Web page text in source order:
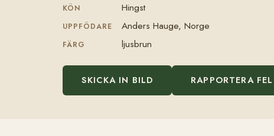
KÖN Hingst
UPPFÖDARE Anders Hauge, Norge
FÄRG ljusbrun
SKICKA IN BILD RAPPORTERA FEL